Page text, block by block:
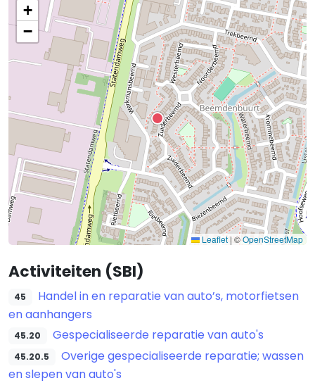
+
−
Leaflet | ©OpenStreetMap
Activiteiten (SBI)
45
Handel in en reparatie van auto’s, motorfietsen
en aanhangers
45.20 Gespecialiseerde reparatie van auto's
45.20.5
Overige gespecialiseerde reparatie; wassen
en slepen van auto's